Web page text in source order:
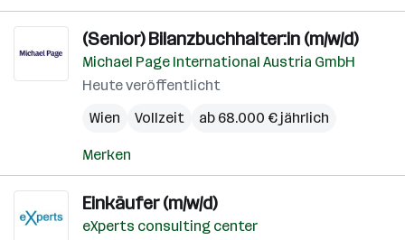
(Senior) Bilanzbuchhalter:in (m/w/d)
Michael Page International Austria GmbH
Heute veröffentlicht
Wien
Vollzeit ab 68.000 € jährlich
Merken
Einkäufer (m/w/d)
eXperts consulting center